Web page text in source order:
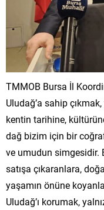
TMMOB Bursa İl
Uludağ’a sahip
kentin tarihine,
dağ bizim için bir
ve umudun simgesidir.
satışa çıkaranlara,
yaşamın önüne
Uludağ’ı korumak,